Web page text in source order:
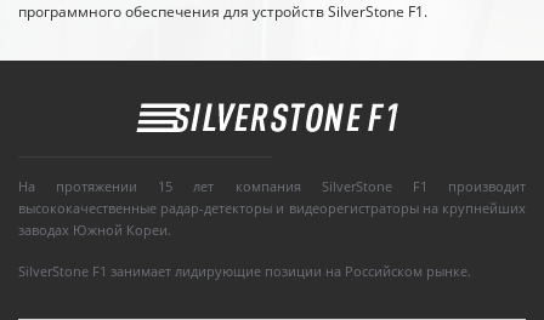
программного обеспечения для устройств SilverStone F1.
На протяжении 15 лет компания SilverStone F1 производит
высококачественные радар-детекторы и видеорегистраторы на крупнейших
заводах Южной Кореи.
SilverStone F1 занимает лидирующие позиции на Российском рынке.